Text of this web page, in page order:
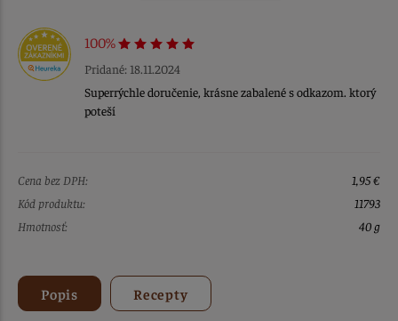
100%
Pridané: 18.11.2024
Superrýchle doručenie, krásne zabalené s odkazom. ktorý
poteší
Cena bez DPH:
1,95 €
Kód produktu:
11793
Hmotnosť:
40 g
Popis Recepty